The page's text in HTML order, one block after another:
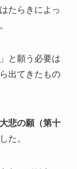
たらきによっ
と願う必要は
出てきたもの
悲の願（第十
た。